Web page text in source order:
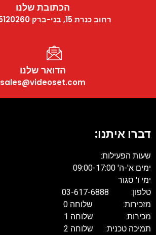
הכתובת שלנו
רחוב כנרת 15, בני-ברק 5120260 ישראל
הדואר שלנו
sales@videoset.com
דברו איתנו:
שעות הפעילות:
ימים א'-ה' 09:00-17:00
ימי ו' סגור
טלפון: 03-617-6888
מזכירות: שלוחה 0
מכירות: שלוחה 1
תמיכה טכנית: שלוחה 2